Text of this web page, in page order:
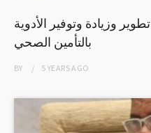
وزيادة وتوفير الأدوية
بالتأمين الصحي
BY 5 YEARSAGO